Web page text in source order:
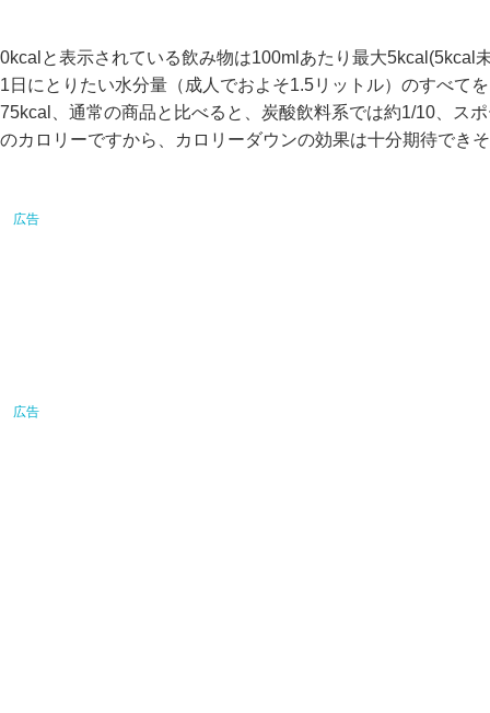
0kcalと表示されている飲み物は100mlあたり最大5kcal(5kcal
1日にとりたい水分量（成人でおよそ1.5リットル）のすべて
75kcal、通常の商品と比べると、炭酸飲料系では約1/10、ス
のカロリーですから、カロリーダウンの効果は十分期待でき